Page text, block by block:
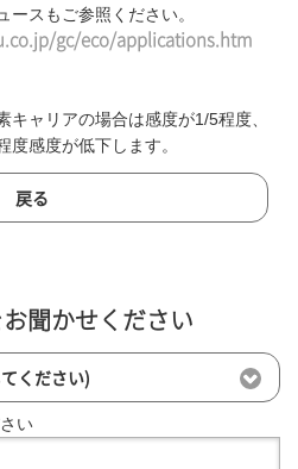
ースもご参照ください。
gc/eco/applications.htm
ャリアの場合は感度が1/5程度、
感度が低下します。
戻る
聞かせください
ください)
い